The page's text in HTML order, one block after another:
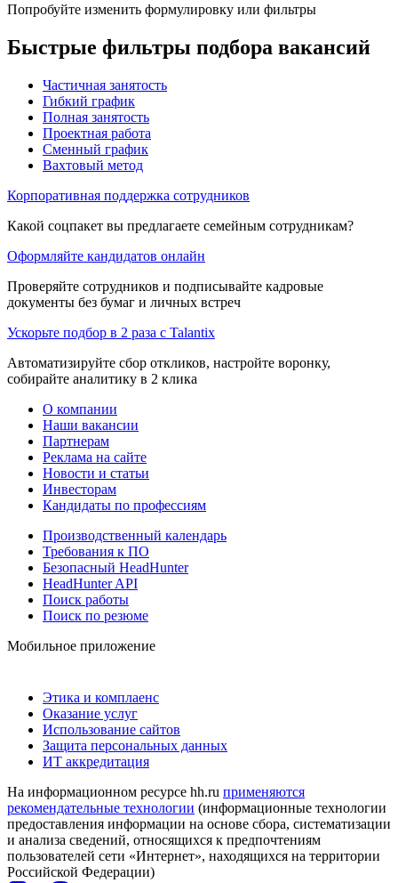
Попробуйте изменить формулировку или фильтры
Быстрые фильтры подбора вакансий
Частичная занятость
Гибкий график
Полная занятость
Проектная работа
Сменный график
Вахтовый метод
Корпоративная поддержка сотрудников
Какой соцпакет вы предлагаете семейным сотрудникам?
Оформляйте кандидатов онлайн
Проверяйте сотрудников и подписывайте кадровые
документы без бумаг и личных встреч
Ускорьте подбор в 2 раза с Talantix
Автоматизируйте сбор откликов, настройте воронку,
собирайте аналитику в 2 клика
О компании
Наши вакансии
Партнерам
Реклама на сайте
Новости и статьи
Инвесторам
Кандидаты по профессиям
Производственный календарь
Требования к ПО
Безопасный HeadHunter
HeadHunter API
Поиск работы
Поиск по резюме
Мобильное приложение
Этика и комплаенс
Оказание услуг
Использование сайтов
Защита персональных данных
ИТ аккредитация
На информационном ресурсе hh.ru применяются
рекомендательные технологии (информационные технологии
предоставления информации на основе сбора, систематизации
и анализа сведений, относящихся к предпочтениям
пользователей сети «Интернет», находящихся на территории
Российской Федерации)